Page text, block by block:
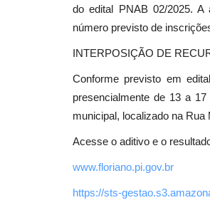
do edital PNAB 02/2025.
número previsto de
INTERPOSIÇÃO DE
Conforme previsto em
presencialmente de 13 a
municipal, localizado na Rua
Acesse o aditivo e o
www.floriano.pi.gov.br
https://sts-